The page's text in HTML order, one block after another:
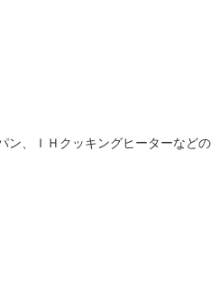
ン、ＩＨクッキングヒーターなど